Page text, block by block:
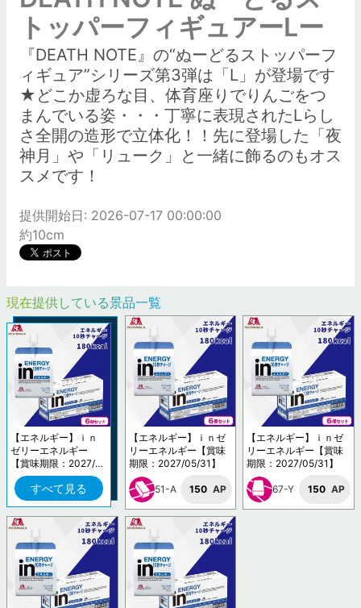
トッパーフィギュアーLー
『DEATH NOTE』の“ぬーどるストッパーフ
ィギュア”シリーズ第3弾は「L」が登場です
★どこか虚ろな目、体育座りでりんごをつ
まんでいる姿・・・丁寧に表現されたLらし
さ全開の造形で立体化！！先に登場した「夜
神月」や「リューク」と一緒に飾るのもオス
スメです！
提供開始日: 2026-07-17 00:00:00
約10cm
現在提供している景品一覧
【エネルギー】ｉｎ
ゼリーエネルギー
【賞味期限：2027/0
5/31】
すべて見る
【エネルギー】ｉｎゼ
リーエネルギー【賞味
期限：2027/05/31】
51-A 150 AP
【エネルギー】ｉｎゼ
リーエネルギー【賞味
期限：2027/05/31】
67-Y 150 AP